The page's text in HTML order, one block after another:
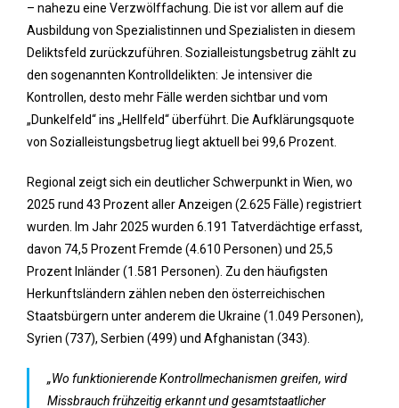
– nahezu eine Verzwölffachung. Die ist vor allem auf die
Ausbildung von Spezialistinnen und Spezialisten in diesem
Deliktsfeld zurückzuführen. Sozialleistungsbetrug zählt zu
den sogenannten Kontrolldelikten: Je intensiver die
Kontrollen, desto mehr Fälle werden sichtbar und vom
„Dunkelfeld“ ins „Hellfeld“ überführt. Die Aufklärungsquote
von Sozialleistungsbetrug liegt aktuell bei 99,6 Prozent.
Regional zeigt sich ein deutlicher Schwerpunkt in Wien, wo
2025 rund 43 Prozent aller Anzeigen (2.625 Fälle) registriert
wurden. Im Jahr 2025 wurden 6.191 Tatverdächtige erfasst,
davon 74,5 Prozent Fremde (4.610 Personen) und 25,5
Prozent Inländer (1.581 Personen). Zu den häufigsten
Herkunftsländern zählen neben den österreichischen
Staatsbürgern unter anderem die Ukraine (1.049 Personen),
Syrien (737), Serbien (499) und Afghanistan (343).
„Wo funktionierende Kontrollmechanismen greifen, wird
Missbrauch frühzeitig erkannt und gesamtstaatlicher